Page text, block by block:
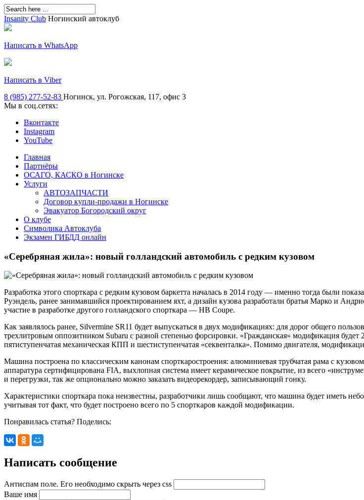
Insanity Club Ногинский автоклуб
Написать в WhatsApp
Написать в Viber
8 (985) 277-52-83 Ногинск, ул. Рогожская, 117, офис 3
Мы в соц.сетях:
Вконтакте
Instagram
YouTube
Главная
Партнёры
ОСАГО, КАСКО в Ногинске
Услуги
АВТОЗАПЧАСТИ
Договор купли-продажи в Ногинске
Эвакуатор Богородский округ
О клубе
Символика Автоклуба
Экзамен ГИБДД онлайн
«Серебряная жила»: новый голландский автомобиль с редким кузовом
Разработка этого спорткара с редким кузовом баркетта началась в 2014 году — именно тогда были
Руэндель, ранее занимавшийся проектированием яхт, а дизайн кузова разработали братья Марко и
участие в разработке другого голландского спорткара — HB Coupe.
Как заявлялось ранее, Silvermine SR11 будет выпускаться в двух модификациях: для дорог общего
трехлитровым оппозитником Subaru с разной степенью форсировки. «Гражданская» модификация
пятиступенчатая механическая КПП и шестиступенчатая «секвенталка». Помимо двигателя,
Машина построена по классическим канонам спорткаростроения: алюминиевая трубчатая рама с
аппаратура сертифицирована FIA, выхлопная система имеет керамическое покрытие, из всего
и перегрузки, так же опционально можно заказать видеорекордер, записывающий гонку.
Характеристики спорткара пока неизвестны, разработчики лишь сообщают, что машина будет иметь
учитывая тот факт, что будет построено всего по 5 спорткаров каждой модификации.
Понравилась статья? Поделись:
Написать сообщение
Антиспам поле. Его необходимо скрыть через css
Ваше имя